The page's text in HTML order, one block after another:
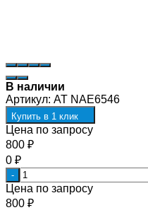
В наличии
Артикул: AT NAE6546
Купить в 1 клик
Цена по запросу
800 ₽
0 ₽
-
Цена по запросу
800 ₽